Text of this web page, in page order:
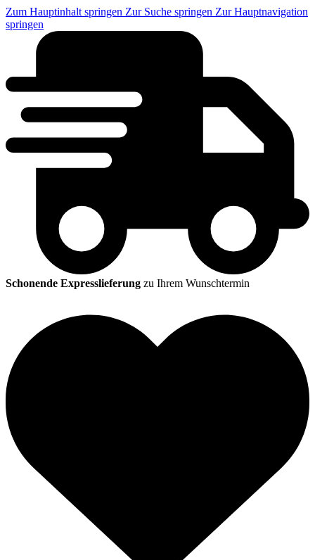
Zum Hauptinhalt springen Zur Suche springen Zur Hauptnavigation
springen
Schonende Expresslieferung zu Ihrem Wunschtermin